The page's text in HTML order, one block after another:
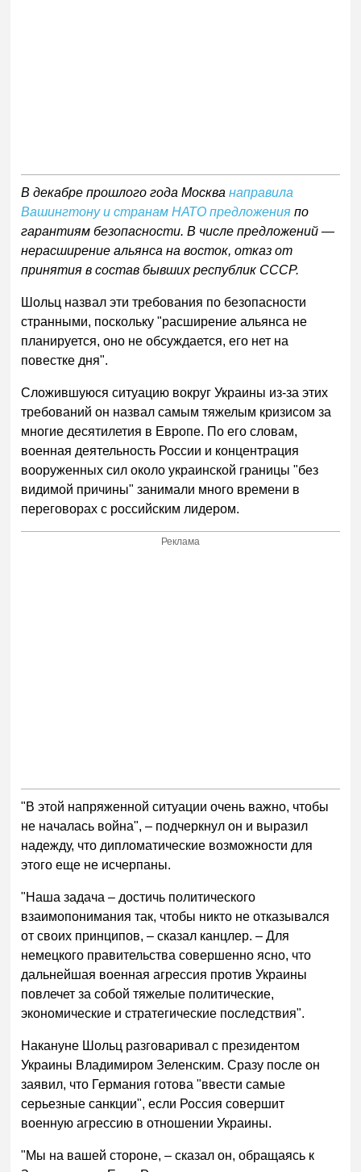
В декабре прошлого года Москванаправила
Вашингтону и странам НАТО предложения по
гарантиям безопасности. В числе предложений —
нерасширение альянса на восток, отказ от
принятия в состав бывших республик СССР.
Шольц назвал эти требования по безопасности
странными, поскольку "расширение альянса не
планируется, оно не обсуждается, его нет на
повестке дня".
Сложившуюся ситуацию вокруг Украины из-за этих
требований он назвал самым тяжелым кризисом за
многие десятилетия в Европе. По его словам,
военная деятельность России и концентрация
вооруженных сил около украинской границы "без
видимой причины" занимали много времени в
переговорах с российским лидером.
Реклама
"В этой напряженной ситуации очень важно, чтобы
не началась война", – подчеркнул он и выразил
надежду, что дипломатические возможности для
этого еще не исчерпаны.
"Наша задача – достичь политического
взаимопонимания так, чтобы никто не отказывался
от своих принципов, – сказал канцлер. – Для
немецкого правительства совершенно ясно, что
дальнейшая военная агрессия против Украины
повлечет за собой тяжелые политические,
экономические и стратегические последствия".
Накануне Шольц разговаривал с президентом
Украины Владимиром Зеленским. Сразу после он
заявил, что Германия готова "ввести самые
серьезные санкции", если Россия совершит
военную агрессию в отношении Украины.
"Мы на вашей стороне, – сказал он, обращаясь к